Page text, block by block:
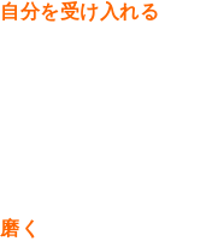
分を受け入れる
く